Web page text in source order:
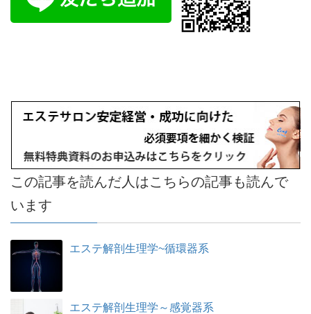
この記事を読んだ人はこちらの記事も読んで
います
エステ解剖生理学~循環器系
エステ解剖生理学～感覚器系